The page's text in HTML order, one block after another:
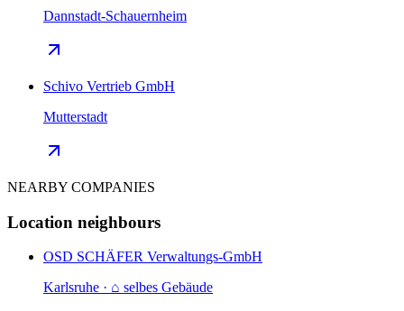
Dannstadt-Schauernheim
Schivo Vertrieb GmbH
Mutterstadt
NEARBY COMPANIES
Location neighbours
OSD SCHÄFER Verwaltungs-GmbH
Karlsruhe · ⌂ selbes Gebäude